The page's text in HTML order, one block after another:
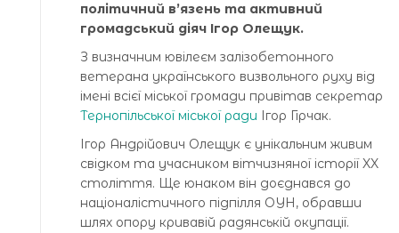
політичний в’язень та активний
громадський діяч Ігор Олещук.
З визначним ювілеєм залізобетонного
ветерана українського визвольного руху від
імені всієї міської громади привітав секретар
Тернопільської міської ради Ігор Гірчак.
Ігор Андрійович Олещук є унікальним живим
свідком та учасником вітчизняної історії XX
століття. Ще юнаком він доєднався до
націоналістичного підпілля ОУН, обравши
шлях опору кривавій радянській окупації.